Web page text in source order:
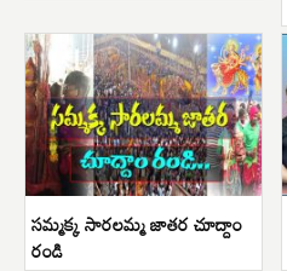
సమ్మక్క సారలమ్మ జాతర చూద్దాం
రండి